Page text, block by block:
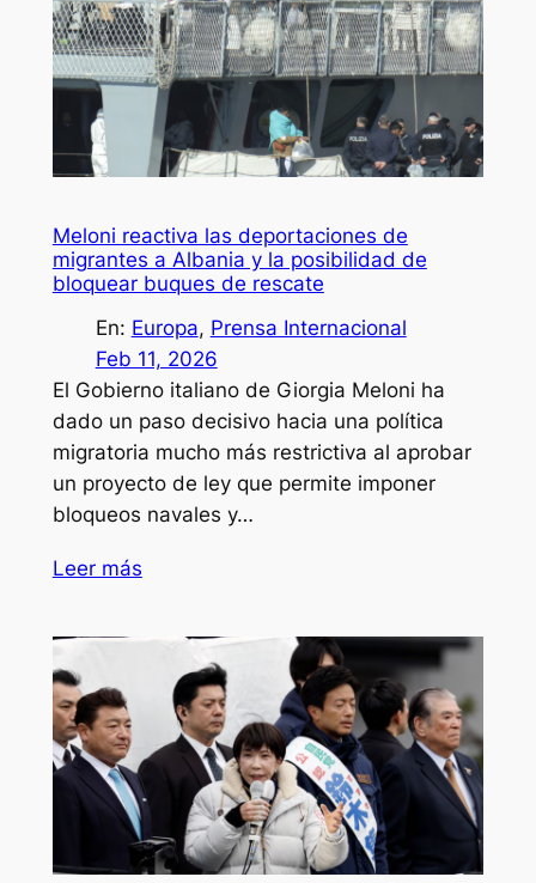
Meloni reactiva las deportaciones de
migrantes a Albania y la posibilidad de
bloquear buques de rescate
En: Europa, Prensa Internacional
Feb 11, 2026
El Gobierno italiano de Giorgia Meloni ha
dado un paso decisivo hacia una política
migratoria mucho más restrictiva al aprobar
un proyecto de ley que permite imponer
bloqueos navales y…
Leer más